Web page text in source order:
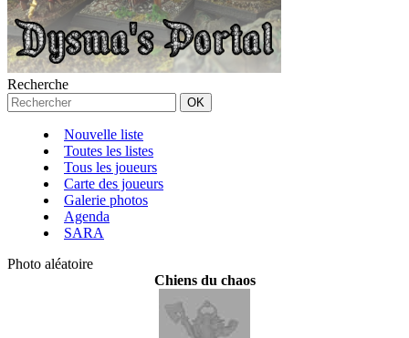
Recherche
Nouvelle liste
Toutes les listes
Tous les joueurs
Carte des joueurs
Galerie photos
Agenda
SARA
Photo aléatoire
Chiens du chaos